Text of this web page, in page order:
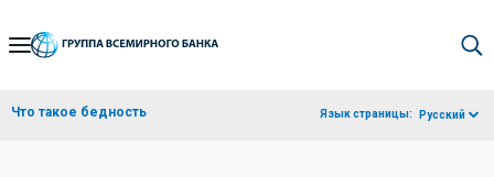
Skip
Navigation
Что такое бедность Язык страницы: Русский